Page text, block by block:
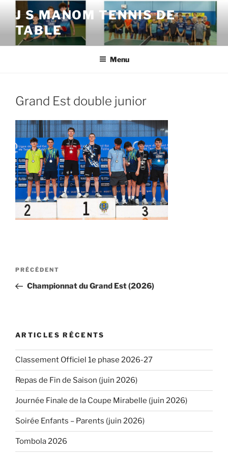
contenu
principal
J S MANOM TENNIS DE
TABLE
Menu
Grand Est double junior
Navigation
l’article
Article
précédent
PRÉCÉDENT
Championnat du Grand Est (2026)
ARTICLES RÉCENTS
Classement Officiel 1e phase 2026-27
Repas de Fin de Saison (juin 2026)
Journée Finale de la Coupe Mirabelle (juin 2026)
Soirée Enfants – Parents (juin 2026)
Tombola 2026